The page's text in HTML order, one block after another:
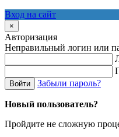
Вход на сайт
×
Авторизация
Неправильный логин или
Войти Забыли пароль?
Новый пользователь?
Пройдите не сложную